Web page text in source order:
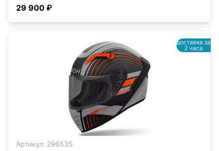
29 900 ₽
Артикул: 296535
доставка за
2 часа